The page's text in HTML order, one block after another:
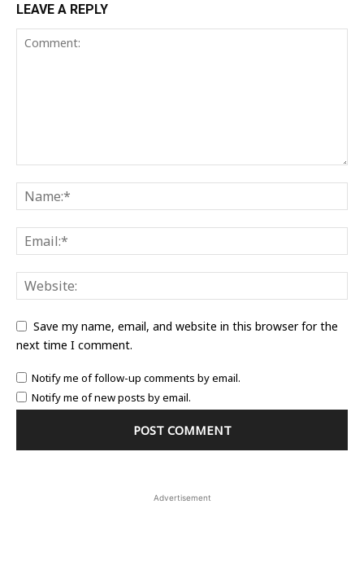
LEAVE A REPLY
Save my name, email, and website in this browser for the
next time I comment.
Notify me of follow-up comments by email.
Notify me of new posts by email.
Advertisement